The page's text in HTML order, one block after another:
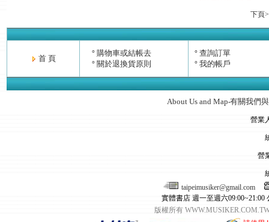
下頁
首 頁
° 購物車或結帳去
° 關於退換貨原則
° 查詢訂單
° 我的帳戶
About Us and Map‧有關我們
營業
營
taipeimusiker@gmail.com
實體書店 週一至週六09:00~21:00
版權所有